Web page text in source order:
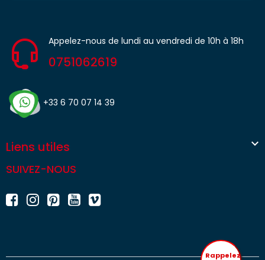
Appelez-nous de lundi au vendredi de 10h à 18h
0751062619
+33 6 70 07 14 39
Liens utiles 
SUIVEZ-NOUS
Rappelez